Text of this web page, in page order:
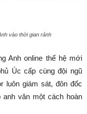
vào thời gian rảnh
Anh online thế hệ mới
Úc cấp cùng đội ngũ
luôn giám sát, đôn đốc
văn một cách hoàn